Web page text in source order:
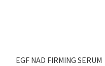
EGF NAD FIRMING SERUM